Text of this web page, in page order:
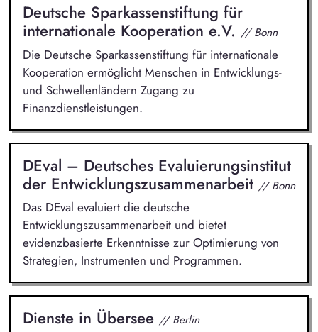
Deutsche Sparkassenstiftung für
internationale Kooperation e.V. // Bonn
Die Deutsche Sparkassenstiftung für internationale
Kooperation ermöglicht Menschen in Entwicklungs-
und Schwellenländern Zugang zu
Finanzdienstleistungen.
DEval – Deutsches Evaluierungsinstitut
der Entwicklungszusammenarbeit // Bonn
Das DEval evaluiert die deutsche
Entwicklungszusammenarbeit und bietet
evidenzbasierte Erkenntnisse zur Optimierung von
Strategien, Instrumenten und Programmen.
Dienste in Übersee // Berlin